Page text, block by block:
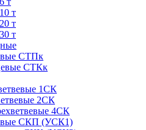
10 т
20 т
30 т
СТПк
СТКк
1СК
2СК
4СК
СКП (УСК1)